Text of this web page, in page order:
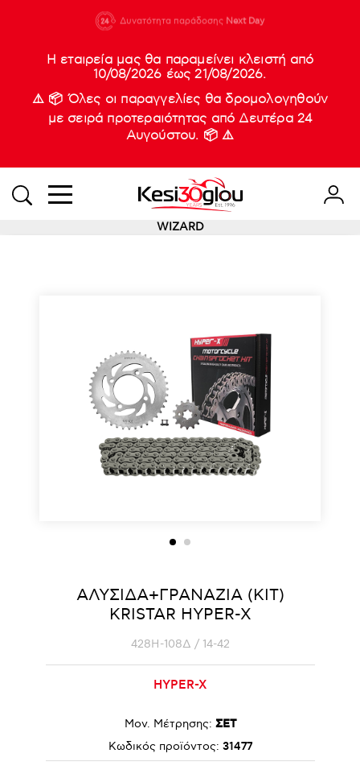
210 88 21
933
Δυνατότητα παράδοσης Next Day
Νέες
Η εταιρεία μας θα παραμείνει κλειστή από
10/08/2026 έως 21/08/2026.
⚠️ 📦 Όλες οι παραγγελίες θα δρομολογηθούν
με σειρά προτεραιότητας από Δευτέρα 24
Αυγούστου. 📦 ⚠️
WIZARD
ΑΛΥΣΙΔΑ+ΓΡΑΝΑΖΙΑ (KIT)
KRISTAR HYPER-X
428Η-108Δ / 14-42
HYPER-X
Μον. Μέτρησης: ΣΕΤ
Κωδικός προϊόντος: 31477